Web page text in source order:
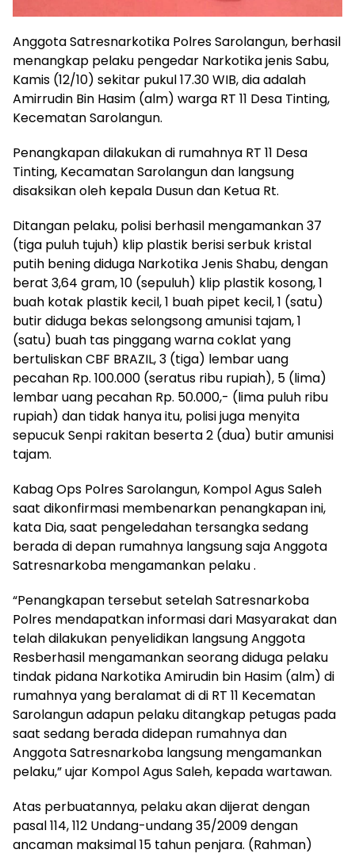
Anggota Satresnarkotika Polres Sarolangun, berhasil
menangkap pelaku pengedar Narkotika jenis Sabu,
Kamis (12/10) sekitar pukul 17.30 WIB, dia adalah
Amirrudin Bin Hasim (alm) warga RT 11 Desa Tinting,
Kecematan Sarolangun.
Penangkapan dilakukan di rumahnya RT 11 Desa
Tinting, Kecamatan Sarolangun dan langsung
disaksikan oleh kepala Dusun dan Ketua Rt.
Ditangan pelaku, polisi berhasil mengamankan 37
(tiga puluh tujuh) klip plastik berisi serbuk kristal
putih bening diduga Narkotika Jenis Shabu, dengan
berat 3,64 gram, 10 (sepuluh) klip plastik kosong, 1
buah kotak plastik kecil, 1 buah pipet kecil, 1 (satu)
butir diduga bekas selongsong amunisi tajam, 1
(satu) buah tas pinggang warna coklat yang
bertuliskan CBF BRAZIL, 3 (tiga) lembar uang
pecahan Rp. 100.000 (seratus ribu rupiah), 5 (lima)
lembar uang pecahan Rp. 50.000,- (lima puluh ribu
rupiah) dan tidak hanya itu, polisi juga menyita
sepucuk Senpi rakitan beserta 2 (dua) butir amunisi
tajam.
Kabag Ops Polres Sarolangun, Kompol Agus Saleh
saat dikonfirmasi membenarkan penangkapan ini,
kata Dia, saat pengeledahan tersangka sedang
berada di depan rumahnya langsung saja Anggota
Satresnarkoba mengamankan pelaku .
“Penangkapan tersebut setelah Satresnarkoba
Polres mendapatkan informasi dari Masyarakat dan
telah dilakukan penyelidikan langsung Anggota
Resberhasil mengamankan seorang diduga pelaku
tindak pidana Narkotika Amirudin bin Hasim (alm) di
rumahnya yang beralamat di di RT 11 Kecematan
Sarolangun adapun pelaku ditangkap petugas pada
saat sedang berada didepan rumahnya dan
Anggota Satresnarkoba langsung mengamankan
pelaku,” ujar Kompol Agus Saleh, kepada wartawan.
Atas perbuatannya, pelaku akan dijerat dengan
pasal 114, 112 Undang-undang 35/2009 dengan
ancaman maksimal 15 tahun penjara. (Rahman)